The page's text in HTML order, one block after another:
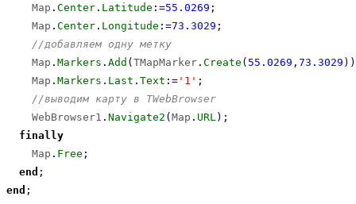
    Map
. Center . Latitude : =55.0269 ;
    Map
. Center . Longitude : =73.3029 ;
//добавляем одну метку
    Map
. Markers . Add ( TMapMarker . Create ( 55.0269 , 73.3029 ) )
    Map
. Markers . Last . Text : = '1' ;
//выводим карту в TWebBrowser
    WebBrowser1
. Navigate2 ( Map . URL ) ;
finally
    Map
. Free ;
end ;
end ;